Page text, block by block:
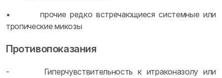
• прочие редко встречающиеся системные или
тропические микозы
Противопоказания
- Гиперчувствительность к итраконазолу или